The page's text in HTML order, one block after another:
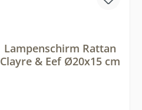
Lampenschirm Rattan
Clayre & Eef Ø20x15 cm